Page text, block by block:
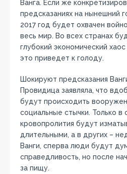
Ванга. Если же
предсказаниях на нынешний
2017 год будет охвачен
весь мир. Во всех странах
глубокий экономический
это приведет к голоду.
Шокируют предсказания
Провидица заявляла, что
будут происходить
социальные стычки. Только в
кровопролития будут
длительными, а в других –
Ванги, сперва люди будут
справедливость, но после
за пищу.